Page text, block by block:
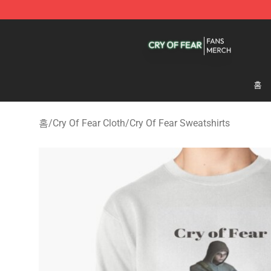
홈
홈/Cry Of Fear Cloth/Cry Of Fear Sweatshirts